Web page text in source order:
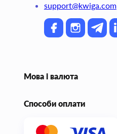
support@kwiga.com
Мова і валюта
Способи оплати